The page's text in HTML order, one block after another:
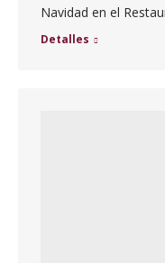
Navidad en el
Detalles